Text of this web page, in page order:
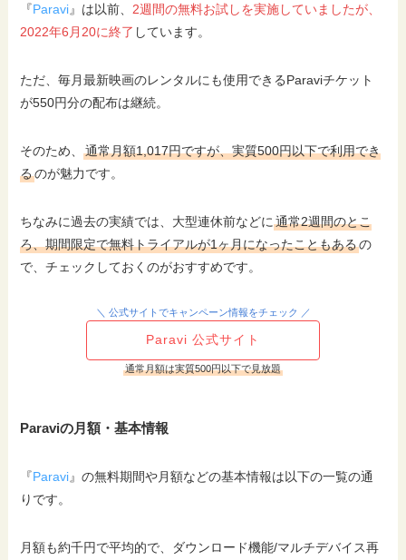
『Paravi』は以前、 2週間の無料お試しを実施していましたが、
2022年6月20に終了 しています。
ただ、毎月最新映画のレンタルにも使用できるParaviチケット
が550円分の配布は継続。
そのため、通常月額1,017円ですが、実質500円以下で利用でき
るのが魅力です。
ちなみに過去の実績では、大型連休前などに通常2週間のとこ
ろ、期間限定で無料トライアルが1ヶ月になったこともあるの
で、チェックしておくのがおすすめです。
＼ 公式サイトでキャンペーン情報をチェック ／
Paravi 公式サイト
通常月額は実質500円以下で見放題
Paraviの月額・基本情報
『Paravi』の無料期間や月額などの基本情報は以下の一覧の通
りです。
月額も約千円で平均的で、ダウンロード機能/マルチデバイス再